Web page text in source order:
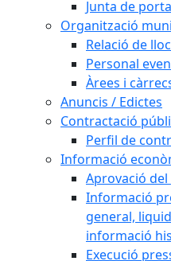
Junta de
Organització
Relació de
Personal
Àrees i
Anuncis / Edictes
Contractació
Perfil de
Informació
Aprovació
Informació
general,
informació
Execució